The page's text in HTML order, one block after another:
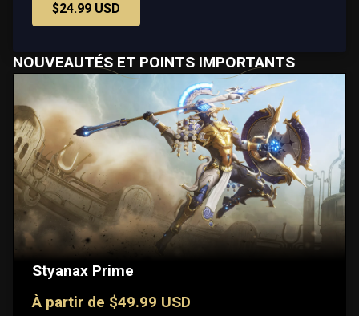
$24.99 USD
NOUVEAUTÉS ET POINTS IMPORTANTS
Styanax Prime
À partir de $49.99 USD